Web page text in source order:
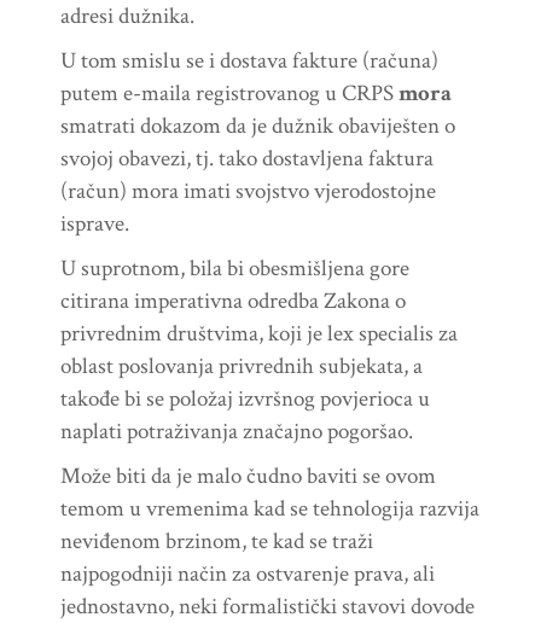
adresi dužnika.
U tom smislu se i dostava fakture (računa)
putem e-maila registrovanog u CRPSmora
smatrati dokazom da je dužnik obaviješten o
svojoj obavezi, tj. tako dostavljena faktura
(račun) mora imati svojstvo vjerodostojne
isprave.
U suprotnom, bila bi obesmišljena gore
citirana imperativna odredba Zakona o
privrednim društvima, koji je lex specialis za
oblast poslovanja privrednih subjekata, a
takođe bi se položaj izvršnog povjerioca u
naplati potraživanja značajno pogoršao.
Može biti da je malo čudno baviti se ovom
temom u vremenima kad se tehnologija razvija
neviđenom brzinom, te kad se traži
najpogodniji način za ostvarenje prava, ali
jednostavno, neki formalistički stavovi dovode